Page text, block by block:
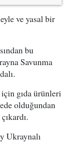
ve yasal bir
bu
Savunma
için gıda ürünleri
olduğundan
Ukraynalı